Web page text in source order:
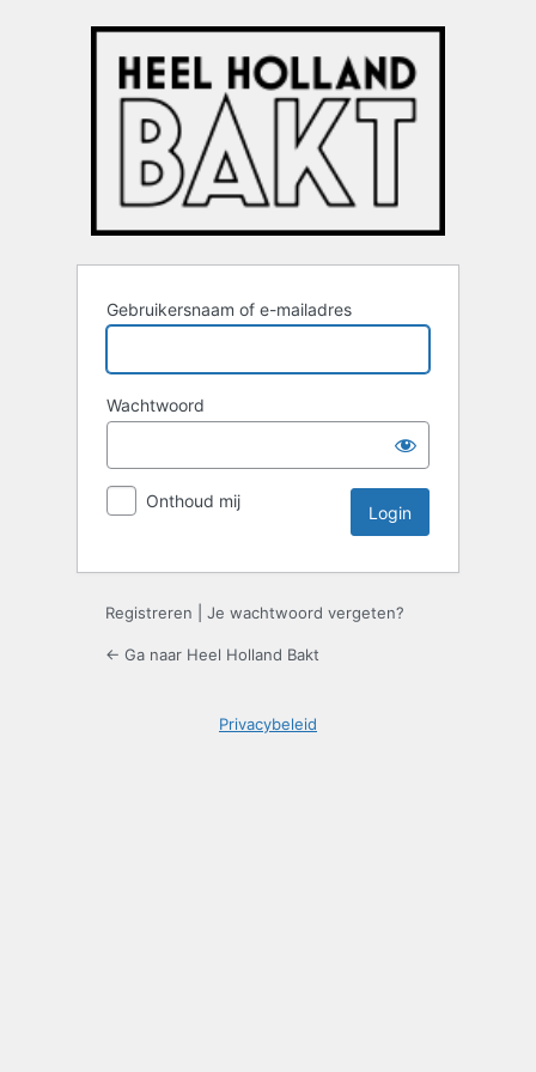
Gebruikersnaam of e-mailadres
Wachtwoord
Onthoud mij
Registreren Je wachtwoord vergeten?
← Ga naar Heel Holland Bakt
Privacybeleid